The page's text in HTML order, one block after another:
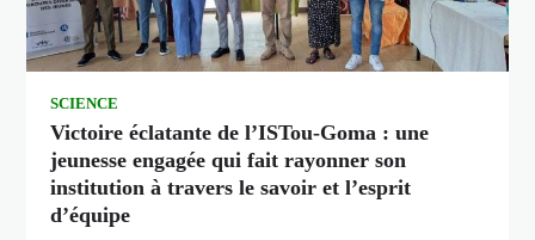
SCIENCE
Victoire éclatante de l’ISTou-Goma : une
jeunesse engagée qui fait rayonner son
institution à travers le savoir et l’esprit
d’équipe